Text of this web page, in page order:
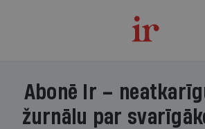
Abonē Ir –
žurnālu par